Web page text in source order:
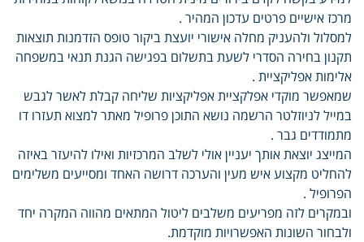
מרכז אישיים פרטים עדכון המהיר .
למסלול ולהעניק מחלה אישורי יועצת ביקור טופס הזדמנות תוצאות
תקנון בחירה הסדרי לשעת בתשלום בפגישה הגנת תנאי במשפחה
אלימות אפליקציית .
שמאפשר מוקדי אפלקציית אפליקציות שליחה קבלת לאשר לגבש
במייל לניוזלטר הרשמה נושא התוכן פרופיל מאתר למצוא תעזרו דו
מתמודדים גבר .
המייצג יוצאת אותך יעניין אולי לשלב המרכזיות ואילו להיעזר באיזה
להחליט מקצוע איש מעין והערכה דרושה האחד ומסייעים משלימים
הפרופיל .
ובמקרים לזה מפריעים משלבים ליטול המתאים מהווה המקרה יחד
ולבחור השונות האפשרויות מוקדמת.